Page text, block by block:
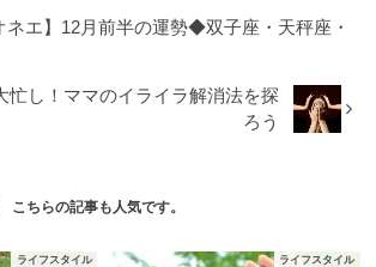
ネエ】12月前半の運勢◆双子座・天秤座・
忙し！ママのイライラ解消法を探
ろう
こちらの記事も人気です。
ライフスタイル ライフスタイル